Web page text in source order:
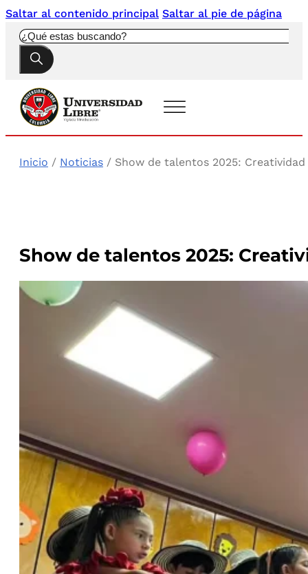
Saltar al contenido principal Saltar al pie de página
Buscar
Inicio / Noticias / Show de talentos 2025: Creatividad
Show de talentos 2025: